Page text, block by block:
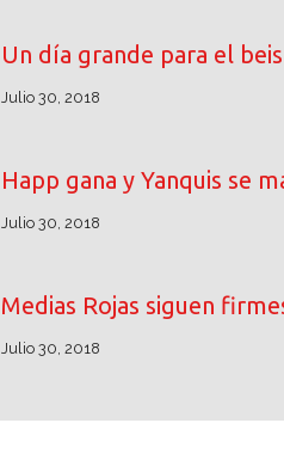
Un día grande para el beis
Julio 30, 2018
Happ gana y Yanquis se
Julio 30, 2018
Medias Rojas siguen
Julio 30, 2018